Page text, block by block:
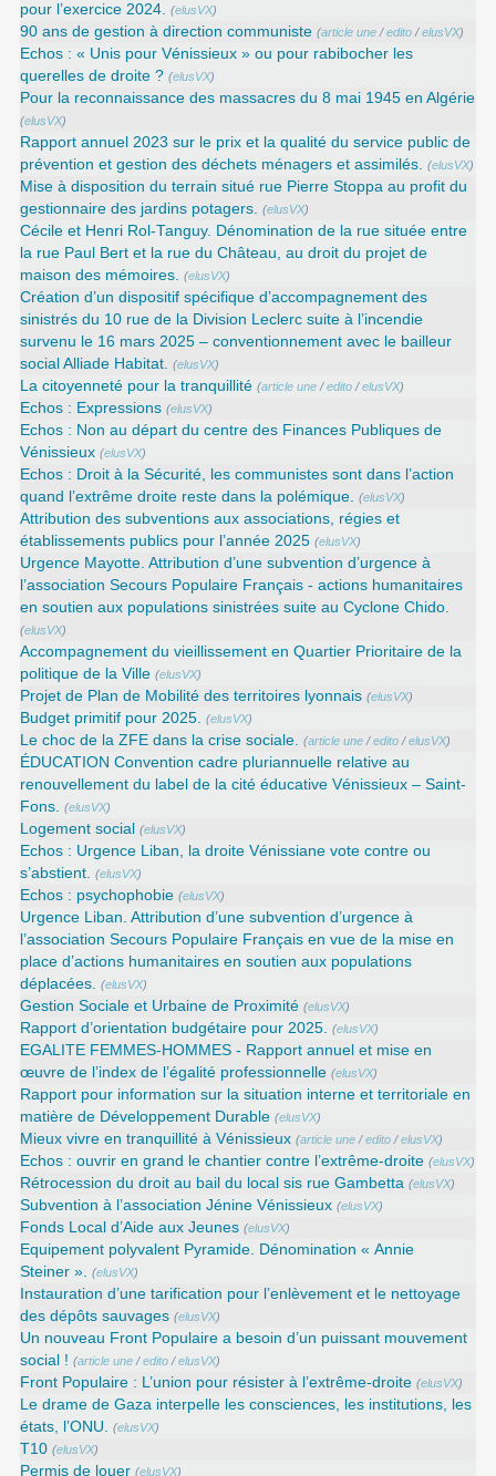
pour l’exercice 2024. (elusVX)
90 ans de gestion à direction communiste (article une /edito /elusVX)
Echos : « Unis pour Vénissieux » ou pour rabibocher les
querelles de droite ? (elusVX)
Pour la reconnaissance des massacres du 8 mai 1945 en Algérie
(elusVX)
Rapport annuel 2023 sur le prix et la qualité du service public de
prévention et gestion des déchets ménagers et assimilés. (elusVX)
Mise à disposition du terrain situé rue Pierre Stoppa au profit du
gestionnaire des jardins potagers. (elusVX)
Cécile et Henri Rol-Tanguy. Dénomination de la rue située entre
la rue Paul Bert et la rue du Château, au droit du projet de
maison des mémoires. (elusVX)
Création d’un dispositif spécifique d’accompagnement des
sinistrés du 10 rue de la Division Leclerc suite à l’incendie
survenu le 16 mars 2025 – conventionnement avec le bailleur
social Alliade Habitat. (elusVX)
La citoyenneté pour la tranquillité (article une /edito /elusVX)
Echos : Expressions (elusVX)
Echos : Non au départ du centre des Finances Publiques de
Vénissieux (elusVX)
Echos : Droit à la Sécurité, les communistes sont dans l’action
quand l’extrême droite reste dans la polémique. (elusVX)
Attribution des subventions aux associations, régies et
établissements publics pour l’année 2025 (elusVX)
Urgence Mayotte. Attribution d’une subvention d’urgence à
l’association Secours Populaire Français - actions humanitaires
en soutien aux populations sinistrées suite au Cyclone Chido.
(elusVX)
Accompagnement du vieillissement en Quartier Prioritaire de la
politique de la Ville (elusVX)
Projet de Plan de Mobilité des territoires lyonnais (elusVX)
Budget primitif pour 2025. (elusVX)
Le choc de la ZFE dans la crise sociale. (article une /edito /elusVX)
ÉDUCATION Convention cadre pluriannuelle relative au
renouvellement du label de la cité éducative Vénissieux – Saint-
Fons. (elusVX)
Logement social (elusVX)
Echos : Urgence Liban, la droite Vénissiane vote contre ou
s’abstient. (elusVX)
Echos : psychophobie (elusVX)
Urgence Liban. Attribution d’une subvention d’urgence à
l’association Secours Populaire Français en vue de la mise en
place d’actions humanitaires en soutien aux populations
déplacées. (elusVX)
Gestion Sociale et Urbaine de Proximité (elusVX)
Rapport d’orientation budgétaire pour 2025. (elusVX)
EGALITE FEMMES-HOMMES - Rapport annuel et mise en
œuvre de l’index de l’égalité professionnelle (elusVX)
Rapport pour information sur la situation interne et territoriale en
matière de Développement Durable (elusVX)
Mieux vivre en tranquillité à Vénissieux (article une /edito /elusVX)
Echos : ouvrir en grand le chantier contre l’extrême-droite (elusVX)
Rétrocession du droit au bail du local sis rue Gambetta (elusVX)
Subvention à l’association Jénine Vénissieux (elusVX)
Fonds Local d’Aide aux Jeunes (elusVX)
Equipement polyvalent Pyramide. Dénomination « Annie
Steiner ». (elusVX)
Instauration d’une tarification pour l’enlèvement et le nettoyage
des dépôts sauvages (elusVX)
Un nouveau Front Populaire a besoin d’un puissant mouvement
social ! (article une /edito /elusVX)
Front Populaire : L’union pour résister à l’extrême-droite (elusVX)
Le drame de Gaza interpelle les consciences, les institutions, les
états, l’ONU. (elusVX)
T10 (elusVX)
Permis de louer (elusVX)